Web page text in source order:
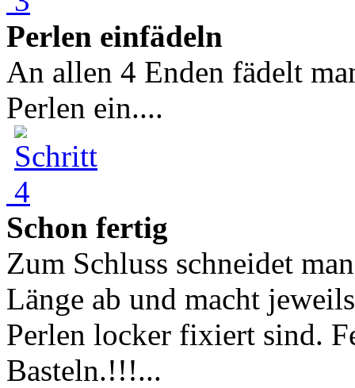
Perlen einfädeln
An allen 4 Enden fädelt
Perlen ein....
Schon fertig
Zum Schluss schneidet
Länge ab und macht
Perlen locker fixiert sind.
Basteln.!!!...